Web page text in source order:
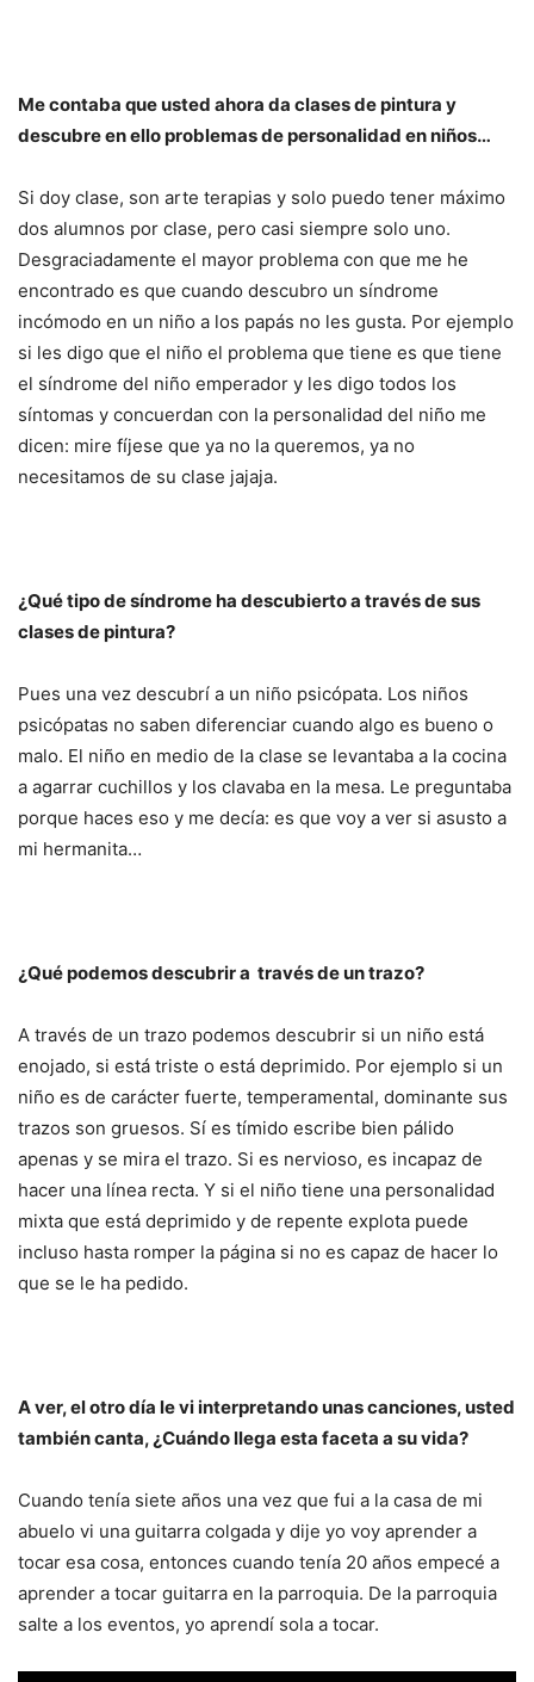
Me contaba que usted ahora da clases de pintura y
descubre en ello problemas de personalidad en niños…
Si doy clase, son arte terapias y solo puedo tener máximo
dos alumnos por clase, pero casi siempre solo uno.
Desgraciadamente el mayor problema con que me he
encontrado es que cuando descubro un síndrome
incómodo en un niño a los papás no les gusta. Por ejemplo
si les digo que el niño el problema que tiene es que tiene
el síndrome del niño emperador y les digo todos los
síntomas y concuerdan con la personalidad del niño me
dicen: mire fíjese que ya no la queremos, ya no
necesitamos de su clase jajaja.
¿Qué tipo de síndrome ha descubierto a través de sus
clases de pintura?
Pues una vez descubrí a un niño psicópata. Los niños
psicópatas no saben diferenciar cuando algo es bueno o
malo. El niño en medio de la clase se levantaba a la cocina
a agarrar cuchillos y los clavaba en la mesa. Le preguntaba
porque haces eso y me decía: es que voy a ver si asusto a
mi hermanita…
¿Qué podemos descubrir a través de un trazo?
A través de un trazo podemos descubrir si un niño está
enojado, si está triste o está deprimido. Por ejemplo si un
niño es de carácter fuerte, temperamental, dominante sus
trazos son gruesos. Sí es tímido escribe bien pálido
apenas y se mira el trazo. Si es nervioso, es incapaz de
hacer una línea recta. Y si el niño tiene una personalidad
mixta que está deprimido y de repente explota puede
incluso hasta romper la página si no es capaz de hacer lo
que se le ha pedido.
A ver, el otro día le vi interpretando unas canciones, usted
también canta, ¿Cuándo llega esta faceta a su vida?
Cuando tenía siete años una vez que fui a la casa de mi
abuelo vi una guitarra colgada y dije yo voy aprender a
tocar esa cosa, entonces cuando tenía 20 años empecé a
aprender a tocar guitarra en la parroquia. De la parroquia
salte a los eventos, yo aprendí sola a tocar.